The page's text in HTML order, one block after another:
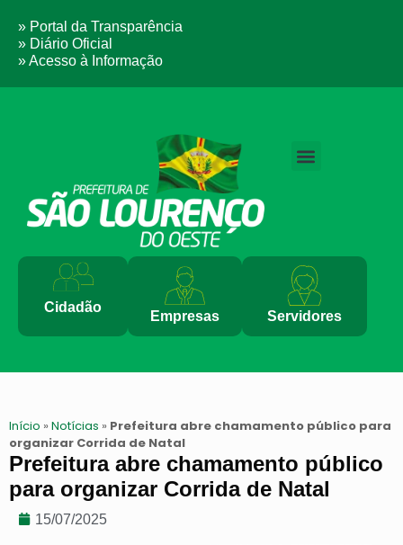
» Portal da Transparência
» Diário Oficial
» Acesso à Informação
Cidadão
Empresas Servidores
Início » Notícias » Prefeitura abre chamamento público para
organizar Corrida de Natal
Prefeitura abre chamamento público
para organizar Corrida de Natal
15/07/2025